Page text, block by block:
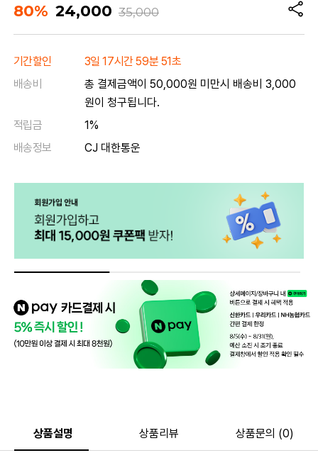
80% 24,000 35,000
기간할인
3일 17시간 59분 51초
배송비
총 결제금액이 50,000원 미만시 배송비 3,000
원이 청구됩니다.
적립금
1%
배송정보
CJ 대한통운
상품설명 상품리뷰 상품문의 (0)